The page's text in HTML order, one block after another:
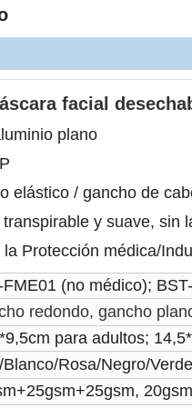
facial
plano
elástico / gancho de
y suave, sin
Protección médica/
FME01 (no médico);
redondo, gancho
para adultos;
Rosa/Negro/